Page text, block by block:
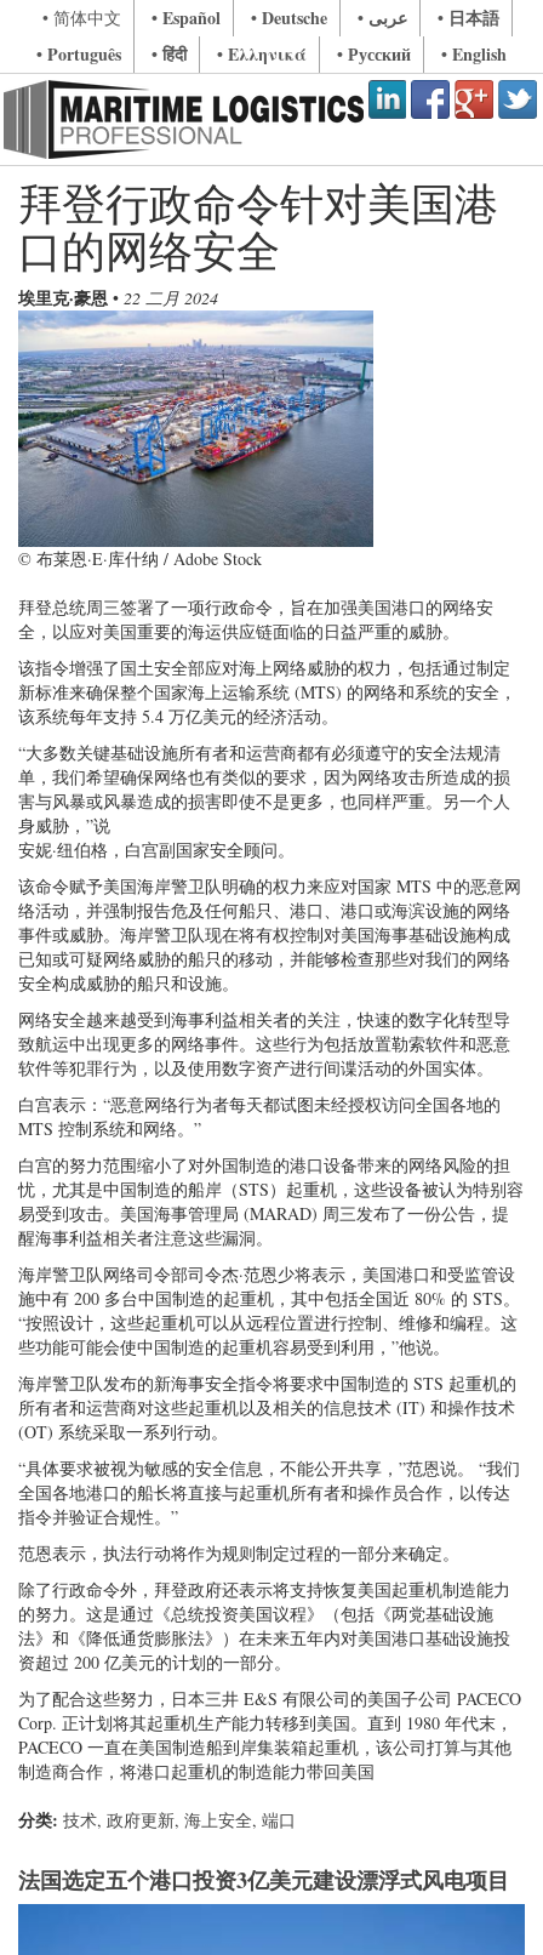
• 简体中文 • Español • Deutsche • عربى
• 日本語
• Português
• हिंदी • Ελληνικά • Русский • English
拜登行政命令针对美国港
口的网络安全
埃里克·豪恩 • 22 二月 2024
© 布莱恩·E·库什纳 / Adobe Stock
拜登总统周三签署了一项行政命令，旨在加强美国港口的网络安
全，以应对美国重要的海运供应链面临的日益严重的威胁。
该指令增强了国土安全部应对海上网络威胁的权力，包括通过制定
新标准来确保整个国家海上运输系统 (MTS) 的网络和系统的安全，
该系统每年支持 5.4 万亿美元的经济活动。
“大多数关键基础设施所有者和运营商都有必须遵守的安全法规清
单，我们希望确保网络也有类似的要求，因为网络攻击所造成的损
害与风暴或风暴造成的损害即使不是更多，也同样严重。另一个人
身威胁，”说
安妮·纽伯格，白宫副国家安全顾问。
该命令赋予美国海岸警卫队明确的权力来应对国家 MTS 中的恶意网
络活动，并强制报告危及任何船只、港口、港口或海滨设施的网络
事件或威胁。海岸警卫队现在将有权控制对美国海事基础设施构成
已知或可疑网络威胁的船只的移动，并能够检查那些对我们的网络
安全构成威胁的船只和设施。
网络安全越来越受到海事利益相关者的关注，快速的数字化转型导
致航运中出现更多的网络事件。这些行为包括放置勒索软件和恶意
软件等犯罪行为，以及使用数字资产进行间谍活动的外国实体。
白宫表示：“恶意网络行为者每天都试图未经授权访问全国各地的
MTS 控制系统和网络。”
白宫的努力范围缩小了对外国制造的港口设备带来的网络风险的担
忧，尤其是中国制造的船岸（STS）起重机，这些设备被认为特别容
易受到攻击。美国海事管理局 (MARAD) 周三发布了一份公告，提
醒海事利益相关者注意这些漏洞。
海岸警卫队网络司令部司令杰·范恩少将表示，美国港口和受监管设
施中有 200 多台中国制造的起重机，其中包括全国近 80% 的 STS。
“按照设计，这些起重机可以从远程位置进行控制、维修和编程。这
些功能可能会使中国制造的起重机容易受到利用，”他说。
海岸警卫队发布的新海事安全指令将要求中国制造的 STS 起重机的
所有者和运营商对这些起重机以及相关的信息技术 (IT) 和操作技术
(OT) 系统采取一系列行动。
“具体要求被视为敏感的安全信息，不能公开共享，”范恩说。 “我们
全国各地港口的船长将直接与起重机所有者和操作员合作，以传达
指令并验证合规性。”
范恩表示，执法行动将作为规则制定过程的一部分来确定。
除了行政命令外，拜登政府还表示将支持恢复美国起重机制造能力
的努力。这是通过《总统投资美国议程》（包括《两党基础设施
法》和《降低通货膨胀法》）在未来五年内对美国港口基础设施投
资超过 200 亿美元的计划的一部分。
为了配合这些努力，日本三井 E&S 有限公司的美国子公司 PACECO
Corp. 正计划将其起重机生产能力转移到美国。直到 1980 年代末，
PACECO 一直在美国制造船到岸集装箱起重机，该公司打算与其他
制造商合作，将港口起重机的制造能力带回美国
分类: 技术, 政府更新, 海上安全, 端口
法国选定五个港口投资3亿美元建设漂浮式风电项目